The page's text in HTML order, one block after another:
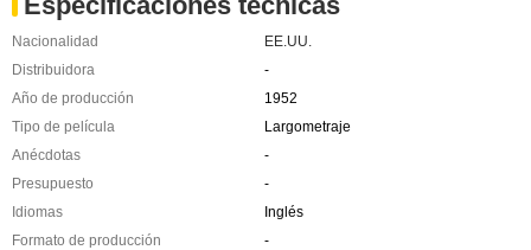
Nacionalidad
EE.UU.
Distribuidora
-
Año de producción
1952
Tipo de película
Largometraje
Anécdotas
-
Presupuesto
-
Idiomas
Inglés
Formato de producción
-